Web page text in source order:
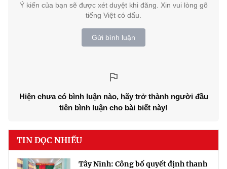
Ý kiến của bạn sẽ được xét duyệt khi đăng. Xin vui lòng gõ
tiếng Việt có dấu.
Gửi bình luận
Hiện chưa có bình luận nào, hãy trở thành người đầu
tiên bình luận cho bài biết này!
TIN ĐỌC NHIỀU
Tây Ninh: Công bố quyết định thanh